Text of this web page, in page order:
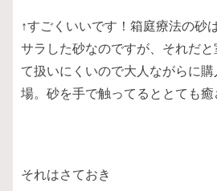
↑すごくいいです！箱庭療法の砂
サラした砂なのですが、それだ
て扱いにくいので大人ながらに
場。砂を手で触ってるととても癒
それはさておき